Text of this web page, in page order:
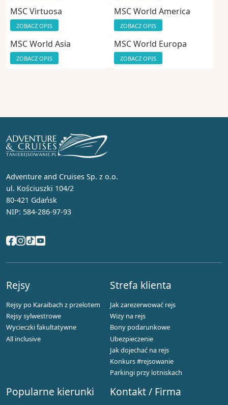
MSC Virtuosa
ZOBACZ OPIS
MSC World America
ZOBACZ OPIS
MSC World Asia
ZOBACZ OPIS
MSC World Europa
ZOBACZ OPIS
Adventure and Cruises Sp. z o.o.
ul. Kościuszki 104/2
80-421 Gdańsk
NIP: 584-286-97-93
Rejsy
Rejsy po Karaibach z przelotem
Rejsy sylwestrowe
Wycieczki fakultatywne
All inclusive
Strefa klienta
Jak zarezerwować rejs
Wizy na rejs
Bony podarunkowe
Ubezpieczenie
Jak dojechać na rejs
Konkurs #rejsowanie
Parkingi przy lotniskach
Popularne kierunki Kontakt / Firma